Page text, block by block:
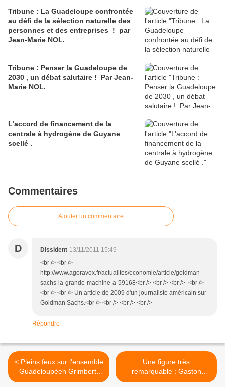
Tribune : La Guadeloupe confrontée
au défi de la sélection naturelle des
personnes et des entreprises ! par
Jean-Marie NOL.
Tribune : Penser la Guadeloupe de
2030 , un débat salutaire ! Par Jean-
Marie NOL.
L’accord de financement de la
centrale à hydrogène de Guyane
scellé .
Commentaires
Ajouter un commentaire
D Dissident 13/11/2011 15:49
<br /> <br />
http://www.agoravox.fr/actualites/economie/article/goldman-
sachs-la-grande-machine-a-59168<br /> <br /> <br /> <br />
<br /> <br /> Un article de 2009 d'un journaliste américain sur
Goldman Sachs.<br /> <br /> <br /> <br />
Répondre
< Pleins feux sur l'ensemble
Guadeloupéen Grimbert-
Barré.
Une figure très
remarquable : Gaston
Monnerville. >